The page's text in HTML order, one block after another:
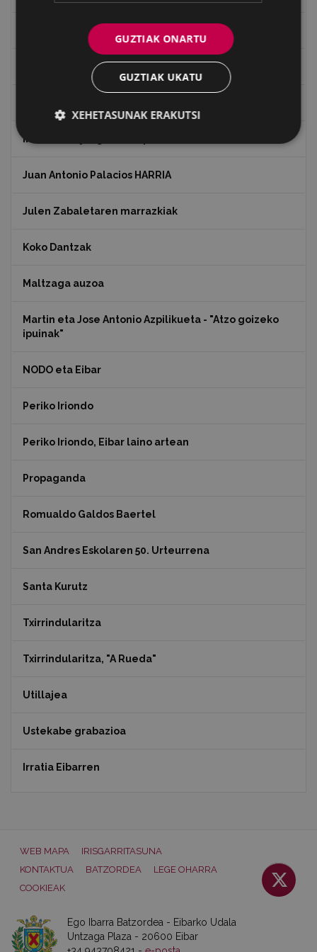
Ignacio Zuloaga (1870-2020)
Indalecio Ojanguren, Gipuzkoako Foru Aldundia
Juan Antonio Palacios HARRIA
Julen Zabaletaren marrazkiak
Koko Dantzak
Maltzaga auzoa
Martin eta Jose Antonio Azpilikueta - "Atzo goizeko
ipuinak"
NODO eta Eibar
Periko Iriondo
Periko Iriondo, Eibar laino artean
Propaganda
Romualdo Galdos Baertel
San Andres Eskolaren 50. Urteurrena
Santa Kurutz
Txirrindularitza
Txirrindularitza, "A Rueda"
Utillajea
Ustekabe grabazioa
Irratia Eibarren
WEB MAPA
IRISGARRITASUNA
KONTAKTUA
BATZORDEA
LEGE OHARRA
COOKIEAK
Ego Ibarra Batzordea - Eibarko Udala
Untzaga Plaza - 20600 Eibar
GUZTIAK ONARTU
GUZTIAK UKATU
XEHETASUNAK ERAKUTSI